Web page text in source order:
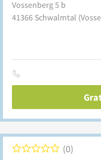
Vossenberg 5 b
41366 Schwalmtal
0